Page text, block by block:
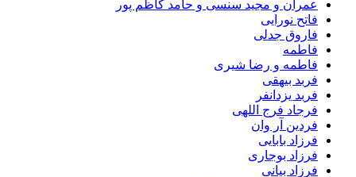
عمران و مجید سنسی و حامد کاظم پور
فاتح نورایی
فاروق جدلی
فاطمه
فاطمه و رضا شیری
فربد بیهقی
فربد یزدانفر
فرجاد فرج اللهی
فردین آر وان
فرزاد بابایی
فرزاد بوجاری
فرزاد بیانی